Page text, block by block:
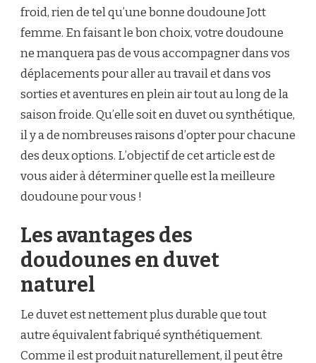
froid, rien de tel qu’une bonne doudoune Jott
femme. En faisant le bon choix, votre doudoune
ne manquera pas de vous accompagner dans vos
déplacements pour aller au travail et dans vos
sorties et aventures en plein air tout au long de la
saison froide. Qu’elle soit en duvet ou synthétique,
il y a de nombreuses raisons d’opter pour chacune
des deux options. L’objectif de cet article est de
vous aider à déterminer quelle est la meilleure
doudoune pour vous !
Les avantages des
doudounes en duvet
naturel
Le duvet est nettement plus durable que tout
autre équivalent fabriqué synthétiquement.
Comme il est produit naturellement, il peut être